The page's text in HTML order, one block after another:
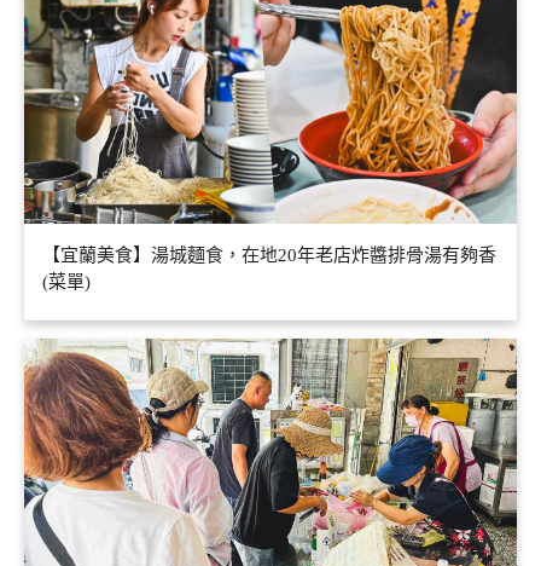
【宜蘭美食】湯城麵食，在地20年老店炸醬排骨湯有夠香
(菜單)